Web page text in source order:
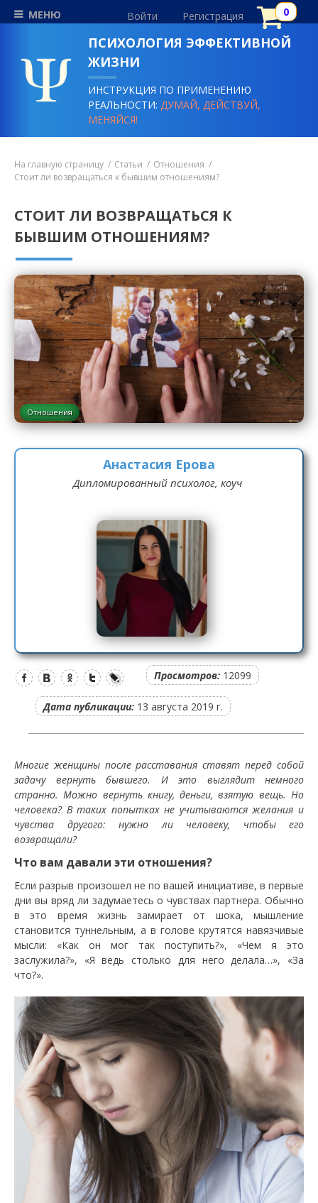
МЕНЮ Войти Регистрация
ПСИХОЛОГИЯ ЭФФЕКТИВНОЙ
ЖИЗНИ
ИНСТРУКЦИЯ ПО ПРИМЕНЕНИЮ
РЕАЛЬНОСТИ:ДУМАЙ, ДЕЙСТВУЙ,
МЕНЯЙСЯ!
На главную страницу Статьи
Отношения
Стоит ли возвращаться к бывшим отношениям?
СТОИТ ЛИ ВОЗВРАЩАТЬСЯ К
БЫВШИМ ОТНОШЕНИЯМ?
Отношения
Анастасия Ерова
Дипломированный психолог, коуч
Просмотров: 12099
Дата публикации: 13 августа 2019 г.
Многие женщины после расставания ставят перед собой
задачу вернуть бывшего. И это выглядит немного
странно. Можно вернуть книгу, деньги, взятую вещь. Но
человека? В таких попытках не учитываются желания и
чувства другого: нужно ли человеку, чтобы его
возвращали?
Что вам давали эти отношения?
Если разрыв произошел не по вашей инициативе, в первые
дни вы вряд ли задумаетесь о чувствах партнера. Обычно
в это время жизнь замирает от шока, мышление
становится туннельным, а в голове крутятся навязчивые
мысли: «Как он мог так поступить?», «Чем я это
заслужила?», «Я ведь столько для него делала…», «За
что?».